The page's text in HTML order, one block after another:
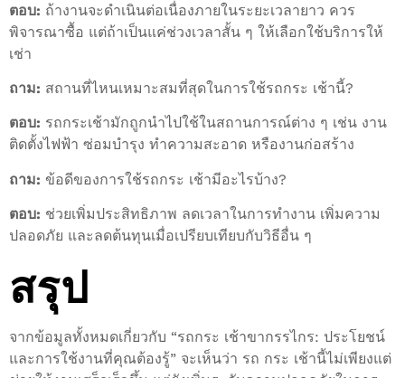
ตอบ: ถ้างานจะดำเนินต่อเนื่องภายในระยะเวลายาว ควร
พิจารณาซื้อ แต่ถ้าเป็นแค่ช่วงเวลาสั้น ๆ ให้เลือกใช้บริการให้
เช่า
ถาม: สถานที่ไหนเหมาะสมที่สุดในการใช้รถกระ เช้านี้?
ตอบ: รถกระเช้ามักถูกนำไปใช้ในสถานการณ์ต่าง ๆ เช่น งาน
ติดตั้งไฟฟ้า ซ่อมบำรุง ทำความสะอาด หรืองานก่อสร้าง
ถาม: ข้อดีของการใช้รถกระ เช้ามีอะไรบ้าง?
ตอบ: ช่วยเพิ่มประสิทธิภาพ ลดเวลาในการทำงาน เพิ่มความ
ปลอดภัย และลดต้นทุนเมื่อเปรียบเทียบกับวิธีอื่น ๆ
สรุป
จากข้อมูลทั้งหมดเกี่ยวกับ “รถกระ เช้าขากรรไกร: ประโยชน์
และการใช้งานที่คุณต้องรู้” จะเห็นว่า รถ กระ เช้านี้ไม่เพียงแต่